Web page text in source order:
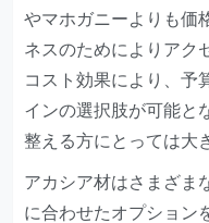
やマホガニーよりも価
ネスのためによりアク
コスト効果により、予
インの選択肢が可能と
整える方にとっては大
アカシア材はさまざま
に合わせたオプション